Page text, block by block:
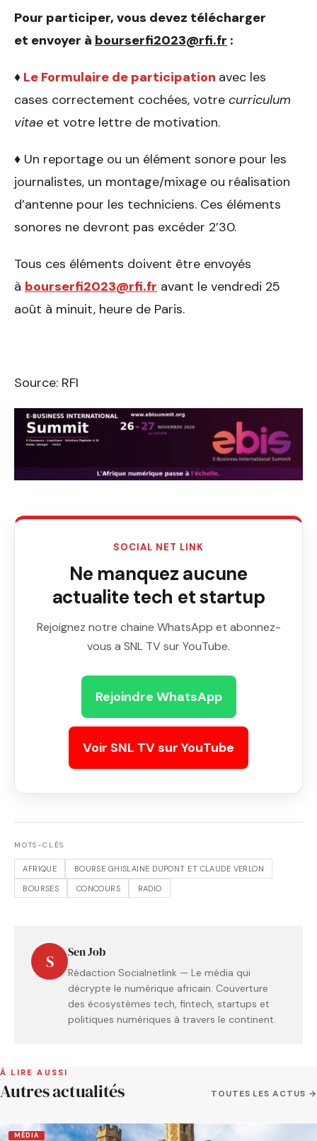
Pour participer, vous devez télécharger
et envoyer à bourserfi2023@rfi.fr :
♦ Le Formulaire de participation avec les
cases correctement cochées, votre curriculum
vitae et votre lettre de motivation.
♦ Un reportage ou un élément sonore pour les
journalistes, un montage/mixage ou réalisation
d’antenne pour les techniciens. Ces éléments
sonores ne devront pas excéder 2’30.
Tous ces éléments doivent être envoyés
à bourserfi2023@rfi.fr avant le vendredi 25
août à minuit, heure de Paris.
Source: RFI
SOCIAL NET LINK
Ne manquez aucune
actualite tech et startup
Rejoignez notre chaine WhatsApp et abonnez-
vous a SNL TV sur YouTube.
Rejoindre WhatsApp
Voir SNL TV sur YouTube
MOTS-CLÉS
AFRIQUE
BOURSE GHISLAINE DUPONT ET CLAUDE VERLON
BOURSES
CONCOURS RADIO
S Sen Job
Rédaction Socialnetlink — Le média qui
décrypte le numérique africain. Couverture
des écosystèmes tech, fintech, startups et
politiques numériques à travers le continent.
À LIRE AUSSI
Autres actualités TOUTES LES ACTUS →
MÉDIA